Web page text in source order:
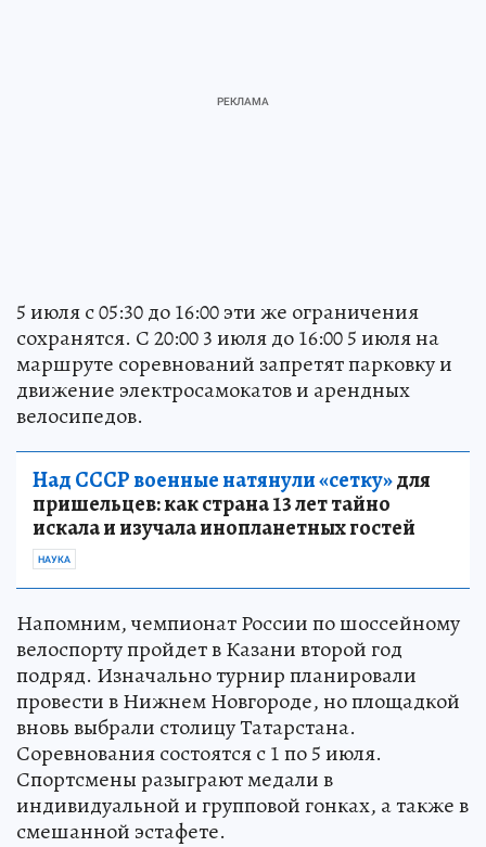
5 июля с 05:30 до 16:00 эти же ограничения
сохранятся. С 20:00 3 июля до 16:00 5 июля на
маршруте соревнований запретят парковку и
движение электросамокатов и арендных
велосипедов.
Над СССР военные натянули «сетку»для
пришельцев: как страна 13 лет тайно
искала и изучала инопланетных гостей
НАУКА
Напомним, чемпионат России по шоссейному
велоспорту пройдет в Казани второй год
подряд. Изначально турнир планировали
провести в Нижнем Новгороде, но площадкой
вновь выбрали столицу Татарстана.
Соревнования состоятся с 1 по 5 июля.
Спортсмены разыграют медали в
индивидуальной и групповой гонках, а также в
смешанной эстафете.